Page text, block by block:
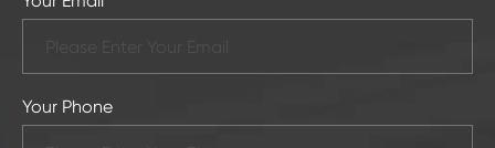
Your Phone